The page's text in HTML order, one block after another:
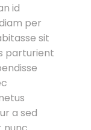
id
per
sit
parturient
a sed